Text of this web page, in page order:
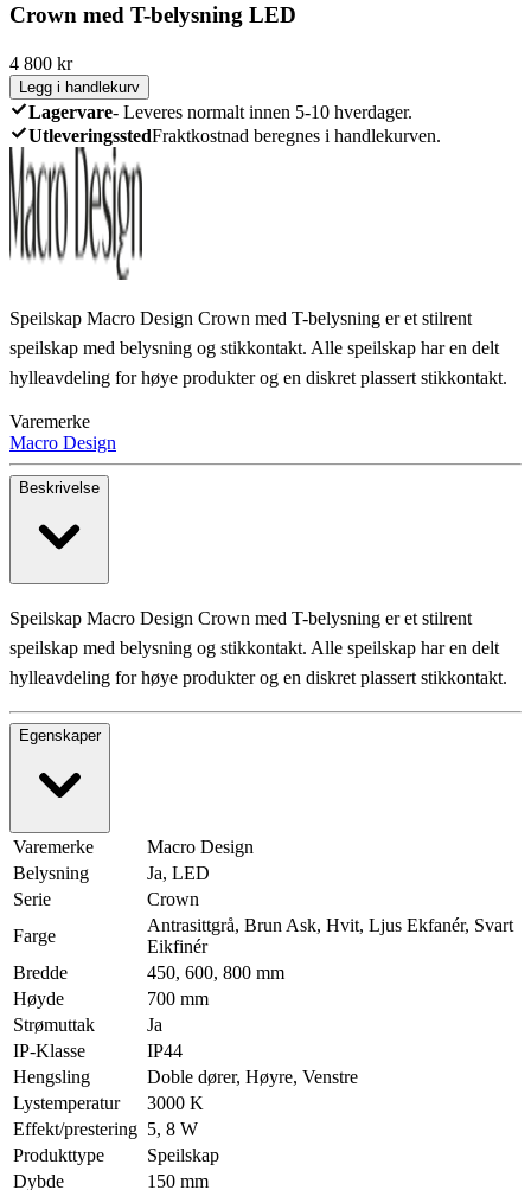
Crown med T-belysning LED
4 800 kr
Legg i handlekurv
Lagervare- Leveres normalt innen 5-10 hverdager.
UtleveringsstedFraktkostnad beregnes i handlekurven.
Speilskap Macro Design Crown med T-belysning er et stilrent
speilskap med belysning og stikkontakt. Alle speilskap har en delt
hylleavdeling for høye produkter og en diskret plassert stikkontakt.
Varemerke
Macro Design
Beskrivelse
Speilskap Macro Design Crown med T-belysning er et stilrent
speilskap med belysning og stikkontakt. Alle speilskap har en delt
hylleavdeling for høye produkter og en diskret plassert stikkontakt.
Egenskaper
Varemerke
Macro Design
Belysning
Ja, LED
Serie
Crown
Farge
Antrasittgrå, Brun Ask, Hvit, Ljus Ekfanér, Svart
Eikfinér
Bredde
450, 600, 800 mm
Høyde
700 mm
Strømuttak
Ja
IP-Klasse
IP44
Hengsling
Doble dører, Høyre, Venstre
Lystemperatur
3000 K
Effekt/prestering 5, 8 W
Produkttype
Speilskap
Dybde
150 mm